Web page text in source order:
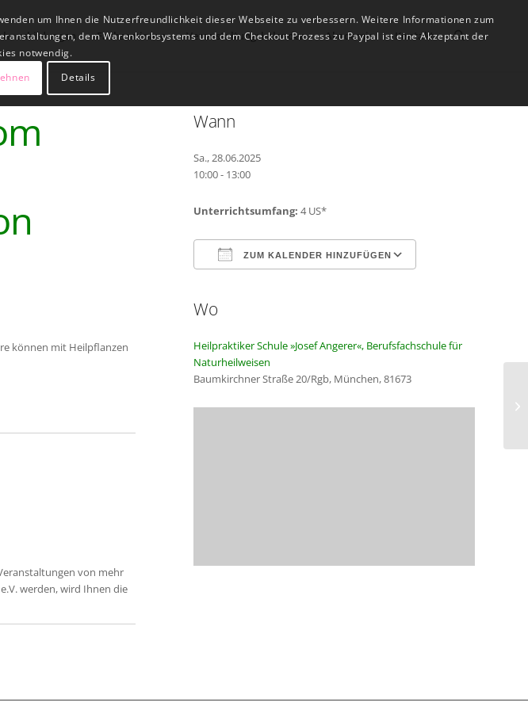
Fachseminare Veranstaltungskalender Akademie Kontakt
können mit Heilpflanzen
von mehr
werden, wird Ihnen die
Wann
Sa., 28.06.2025
10:00 - 13:00
Unterrichtsumfang: 4 US*
ZUM KALENDER HINZUFÜGEN
Wo
Heilpraktiker Schule »Josef Angerer«, Berufsfachschule für
Naturheilweisen
Baumkirchner Straße 20/Rgb, München, 81673
um Ihnen die Nutzerfreundlichkeit dieser Webseite zu verbessern. Weitere Informationen zum
dem Warenkorbsystems und dem Checkout Prozess zu Paypal ist eine Akzeptant der
notwendig.
Details